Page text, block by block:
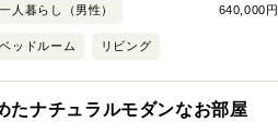
640,000円
一人暮らし（男性）
ベッドルーム リビング
たナチュラルモダンなお部屋